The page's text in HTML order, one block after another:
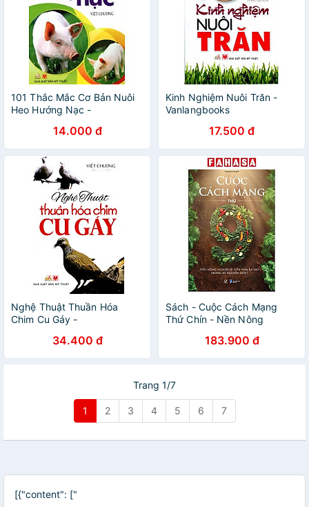
101 Thắc Mắc Cơ Bản Nuôi
Heo Hướng Nạc -
14.000 đ
Kinh Nghiệm Nuôi Trăn -
Vanlangbooks
17.500 đ
Nghệ Thuật Thuần Hóa
Chim Cu Gáy -
34.400 đ
Sách - Cuộc Cách Mạng
Thứ Chín - Nền Nông
Trong Kỷ Nguyên Mới?
183.900 đ
Trang 1/7
1 2 3 4 5 6 7
[{"content": ["